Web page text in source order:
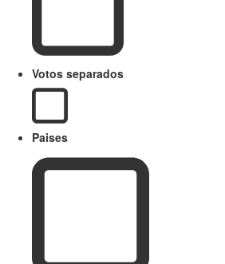
Votos separados
Paises